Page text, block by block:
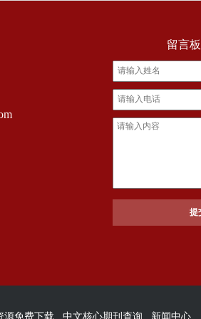
留言板
源免费下载 中文核心期刊查询 新闻中心